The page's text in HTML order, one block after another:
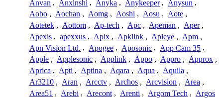
Anvan , Anxinshi , Anyka , Anykeeper , Anysun ,
Aobo , Aochan , Aomg , Aoshi , Aosu , Aote ,
Aotetek , Aottom , Ap-tech , Apc , Apeman , Aper ,
Apexis , apexxus , Apix , Apklink , Apleye , Apm ,
Apn Vision Ltd. , Apogee , Aposonic , App Cam 35 ,
Apple , Applesonic , Applink , Appo , Appro , Approx ,
Aprica , Apti , Aptina , Aqara , Aqua , Aquila ,
Ar3210 , Aran , Arcctv , Archos , Arcvision , Area ,
Area51 , Arebi , Arecont , Arenti , Argom Tech , Argos